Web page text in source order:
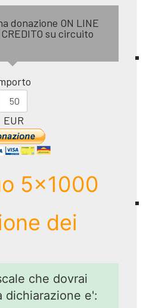
donazione ON LINE
su circuito
EUR
5x1000
dei
che dovrai
dichiarazione e':